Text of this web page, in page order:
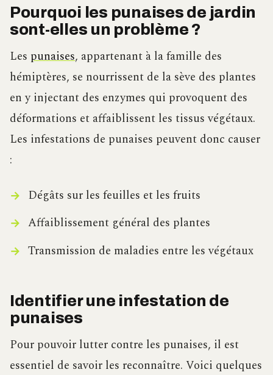
Pourquoi les punaises de jardin
sont-elles un problème ?
Les punaises, appartenant à la famille des
hémiptères, se nourrissent de la sève des plantes
en y injectant des enzymes qui provoquent des
déformations et affaiblissent les tissus végétaux.
Les infestations de punaises peuvent donc causer
:
Dégâts sur les feuilles et les fruits
Affaiblissement général des plantes
Transmission de maladies entre les végétaux
Identifier une infestation de
punaises
Pour pouvoir lutter contre les punaises, il est
essentiel de savoir les reconnaître. Voici quelques